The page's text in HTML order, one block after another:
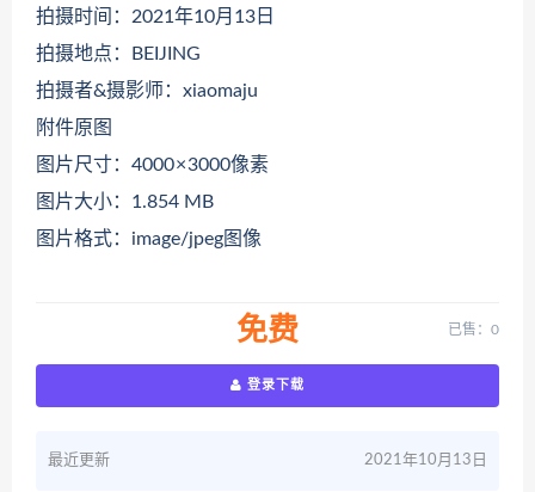
拍摄时间：2021年10月13日
拍摄地点：BEIJING
拍摄者&摄影师：xiaomaju
附件原图
图片尺寸：4000 × 3000像素
图片大小：1.854 MB
图片格式：image/jpeg图像
免费 已售：0
登录下载
最近更新 2021年10月13日